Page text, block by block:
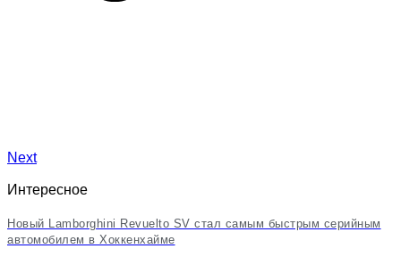
Next
Интересное
Новый Lamborghini Revuelto SV стал самым быстрым серийным
автомобилем в Хоккенхайме